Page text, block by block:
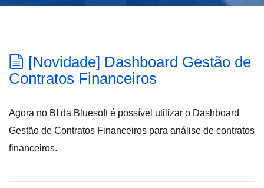
[Novidade] Dashboard Gestão de
Contratos Financeiros
Agora no BI da Bluesoft é possível utilizar o Dashboard
Gestão de Contratos Financeiros para análise de contratos
financeiros.